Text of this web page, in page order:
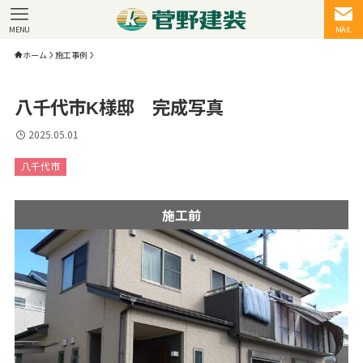
MAIL
MENU
ホーム 施工事例
八千代市K様邸 完成写真
2025.05.01
八千代市
施工前